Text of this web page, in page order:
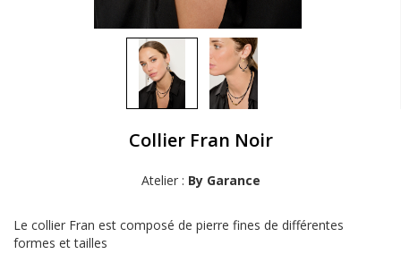
Collier Fran Noir
Atelier : By Garance
Le collier Fran est composé de pierre fines de différentes
formes et tailles